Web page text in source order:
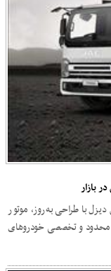
آرین دیزل با طراحی به‌روز، موتور
محدود و تخصصی خودروهای